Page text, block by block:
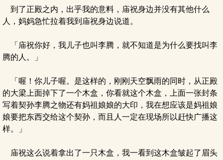
到了正殿之内，出乎我的意料，庙祝身边并没有其他什么
人，妈妈急忙拉着我到庙祝身边说道。
「庙祝你好，我儿子也叫李腾，就不知道是为什么要找叫李
腾的人。」
「喔！你儿子喔。是这样的，刚刚天空飘雨的同时，从正殿
的大梁上面掉下了一个木盒，你看就这个木盒，上面一张封条
写着契孙李腾之物还有妈祖娘娘的大印，我在想应该是妈祖娘
娘要把东西交给这个契孙，而且人一定在现场所以赶快广播这
样。」
庙祝这么说着拿出了一只木盒，我一看到这木盒皱起了眉头